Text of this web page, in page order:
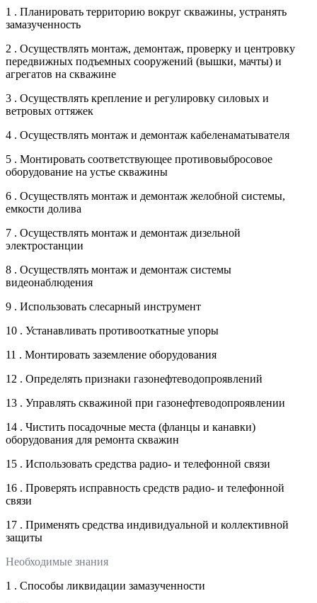
1 . Планировать территорию вокруг скважины, устранять
замазученность
2 . Осуществлять монтаж, демонтаж, проверку и центровку
передвижных подъемных сооружений (вышки, мачты) и
агрегатов на скважине
3 . Осуществлять крепление и регулировку силовых и
ветровых оттяжек
4 . Осуществлять монтаж и демонтаж кабеленаматывателя
5 . Монтировать соответствующее противовыбросовое
оборудование на устье скважины
6 . Осуществлять монтаж и демонтаж желобной системы,
емкости долива
7 . Осуществлять монтаж и демонтаж дизельной
электростанции
8 . Осуществлять монтаж и демонтаж системы
видеонаблюдения
9 . Использовать слесарный инструмент
10 . Устанавливать противооткатные упоры
11 . Монтировать заземление оборудования
12 . Определять признаки газонефтеводопроявлений
13 . Управлять скважиной при газонефтеводопроявлении
14 . Чистить посадочные места (фланцы и канавки)
оборудования для ремонта скважин
15 . Использовать средства радио- и телефонной связи
16 . Проверять исправность средств радио- и телефонной
связи
17 . Применять средства индивидуальной и коллективной
защиты
Необходимые знания
1 . Способы ликвидации замазученности